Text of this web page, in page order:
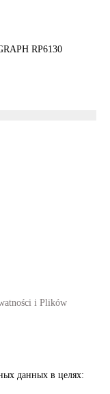
RP6130
i Plików
данных в целях: